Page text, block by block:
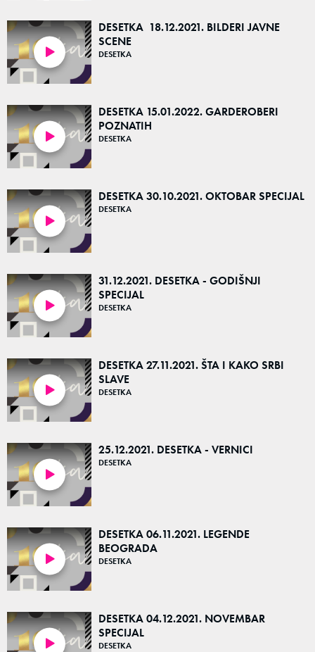
DESETKA 18.12.2021. BILDERI JAVNE
SCENE
DESETKA
DESETKA 15.01.2022. GARDEROBERI
POZNATIH
DESETKA
DESETKA 30.10.2021. OKTOBAR SPECIJAL
DESETKA
31.12.2021. DESETKA - GODIŠNJI
SPECIJAL
DESETKA
DESETKA 27.11.2021. ŠTA I KAKO SRBI
SLAVE
DESETKA
25.12.2021. DESETKA - VERNICI
DESETKA
DESETKA 06.11.2021. LEGENDE
BEOGRADA
DESETKA
DESETKA 04.12.2021. NOVEMBAR
SPECIJAL
DESETKA